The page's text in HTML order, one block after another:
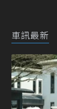
車訊最新